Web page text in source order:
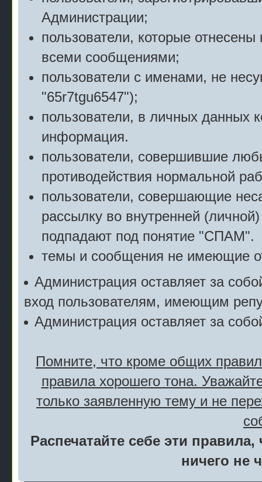
Администрации;
пользователи, которые
всеми сообщениями;
пользователи с именами, не
"65r7tgu6547");
пользователи, в личных данных
информация.
пользователи, совершившие
противодействия нормальной
пользователи, совершающие
рассылку во внутренней
подпадают под понятие "СПАМ".
темы и сообщения не имеющие
Администрация оставляет за
вход пользователям, имеющим
Администрация оставляет за
Помните, что кроме общих
правила хорошего тона.
только заявленную тему и не
Распечатайте себе эти
ничего не